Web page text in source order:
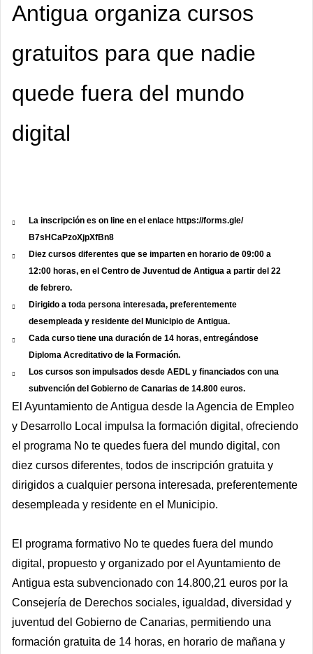
Antigua organiza cursos
gratuitos para que nadie
quede fuera del mundo
digital
La inscripción es on line en el enlace https://forms.gle/
B7sHCaPzoXjpXfBn8
Diez cursos diferentes que se imparten en horario de 09:00 a
12:00 horas, en el Centro de Juventud de Antigua a partir del 22
de febrero.
Dirigido a toda persona interesada, preferentemente
desempleada y residente del Municipio de Antigua.
Cada curso tiene una duración de 14 horas, entregándose
Diploma Acreditativo de la Formación.
Los cursos son impulsados desde AEDL y financiados con una
subvención del Gobierno de Canarias de 14.800 euros.
El Ayuntamiento de Antigua desde la Agencia de Empleo
y Desarrollo Local impulsa la formación digital, ofreciendo
el programa No te quedes fuera del mundo digital, con
diez cursos diferentes, todos de inscripción gratuita y
dirigidos a cualquier persona interesada, preferentemente
desempleada y residente en el Municipio.
El programa formativo No te quedes fuera del mundo
digital, propuesto y organizado por el Ayuntamiento de
Antigua esta subvencionado con 14.800,21 euros por la
Consejería de Derechos sociales, igualdad, diversidad y
juventud del Gobierno de Canarias, permitiendo una
formación gratuita de 14 horas, en horario de mañana y